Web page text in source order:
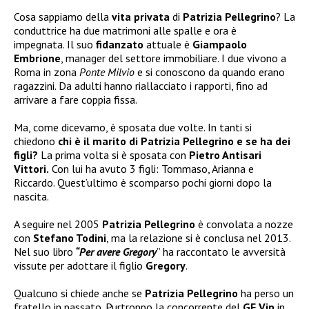
Cosa sappiamo della vita privata di Patrizia Pellegrino? La
conduttrice ha due matrimoni alle spalle e ora è
impegnata. Il suo fidanzato attuale è Giampaolo
Embrione, manager del settore immobiliare. I due vivono a
Roma in zona Ponte Milvio e si conoscono da quando erano
ragazzini. Da adulti hanno riallacciato i rapporti, fino ad
arrivare a fare coppia fissa.
Ma, come dicevamo, è sposata due volte. In tanti si
chiedono chi è il marito di Patrizia Pellegrino e se ha dei
figli? La prima volta si è sposata con Pietro Antisari
Vittori. Con lui ha avuto 3 figli: Tommaso, Arianna e
Riccardo. Quest’ultimo è scomparso pochi giorni dopo la
nascita.
A seguire nel 2005 Patrizia Pellegrino è convolata a nozze
con Stefano Todini, ma la relazione si è conclusa nel 2013.
Nel suo libro “Per avere Gregory” ha raccontato le avversità
vissute per adottare il figlio Gregory.
Qualcuno si chiede anche se Patrizia Pellegrino ha perso un